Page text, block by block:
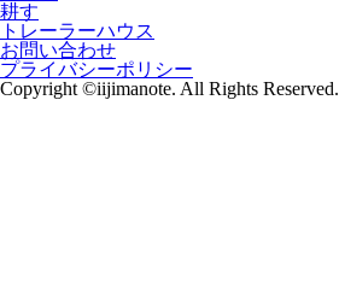
耕す
トレーラーハウス
お問い合わせ
プライバシーポリシー
Copyright ©iijimanote. All Rights Reserved.